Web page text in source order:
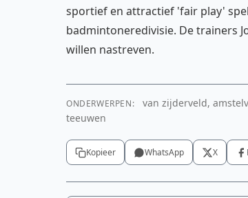
sportief en attractief 'fair play'
badmintoneredivisie. De trainers
willen nastreven.
ONDERWERPEN:
van zijderveld,
teeuwen
Kopieer WhatsApp X